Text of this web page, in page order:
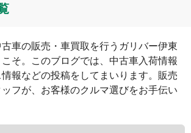
古車の販売・車買取を行う ガリバー伊東
そ。このブログでは、中古車入荷情報
報などの投稿をしてまいります。販売
フが、お客様のクルマ選びをお手伝い